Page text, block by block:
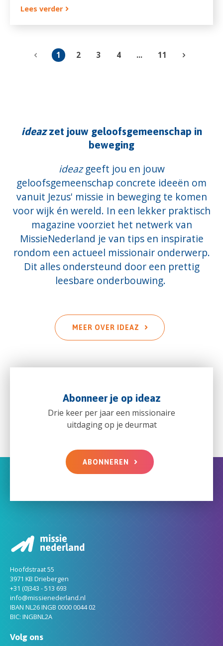
Lees verder
1 2 3 4 ... 11
ideazzet jouw geloofsgemeenschap in
beweging
ideazgeeft jou en jouw
geloofsgemeenschap concrete ideeën om
vanuit Jezus' missie in beweging te komen
voor wijk én wereld. In een lekker praktisch
magazine voorziet het netwerk van
MissieNederland je van tips en inspiratie
rondom een actueel missionair onderwerp.
Dit alles ondersteund door een prettig
leesbare onderbouwing.
MEER OVER IDEAZ
Abonneer je op ideaz
Drie keer per jaar een missionaire
uitdaging op je deurmat
ABONNEREN
Hoofdstraat 55
3971 KB Driebergen
+31 (0)343 - 513 693
info@missienederland.nl
IBAN NL26 INGB 0000 0044 02
BIC: INGBNL2A
Volg ons